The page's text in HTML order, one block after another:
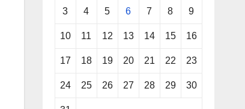
3 4 5 6 7 8 9
10 11 12 13 14 15 16
17 18 19 20 21 22 23
24 25 26 27 28 29 30